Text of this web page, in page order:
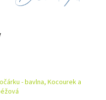
- bavlna, Kocourek a